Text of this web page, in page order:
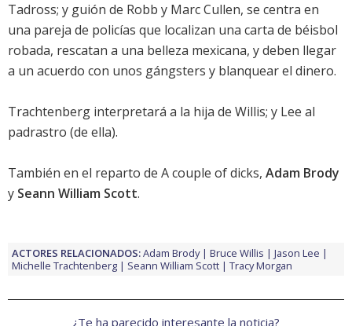
Tadross; y guión de Robb y Marc Cullen, se centra en
una pareja de policías que localizan una carta de béisbol
robada, rescatan a una belleza mexicana, y deben llegar
a un acuerdo con unos gángsters y blanquear el dinero.
Trachtenberg interpretará a la hija de Willis; y Lee al
padrastro (de ella).
También en el reparto de A couple of dicks, Adam Brody
y Seann William Scott.
ACTORES RELACIONADOS:Adam Brody Bruce Willis
Jason Lee
Michelle Trachtenberg
Seann William Scott Tracy Morgan
¿Te ha parecido interesante la noticia?